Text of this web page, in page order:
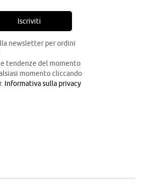
Iscriviti
newsletter per ordini
tendenze del momento
momento cliccando
Informativa sulla privacy